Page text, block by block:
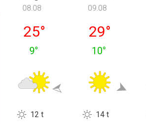
sâmbătă, 08.08
08.08
25°
9°
12 t
duminică, 09.08
09.08
29°
10°
14 t